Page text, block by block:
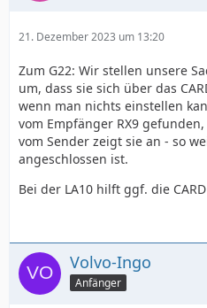
21. Dezember 2023 um 13:20
Zum G22: Wir stellen unsere
um, dass sie sich über das
wenn man nichts einstellen
vom Empfänger RX9
vom Sender zeigt sie an - so
angeschlossen ist.
Bei der LA10 hilft ggf. die
Volvo-Ingo
Anfänger